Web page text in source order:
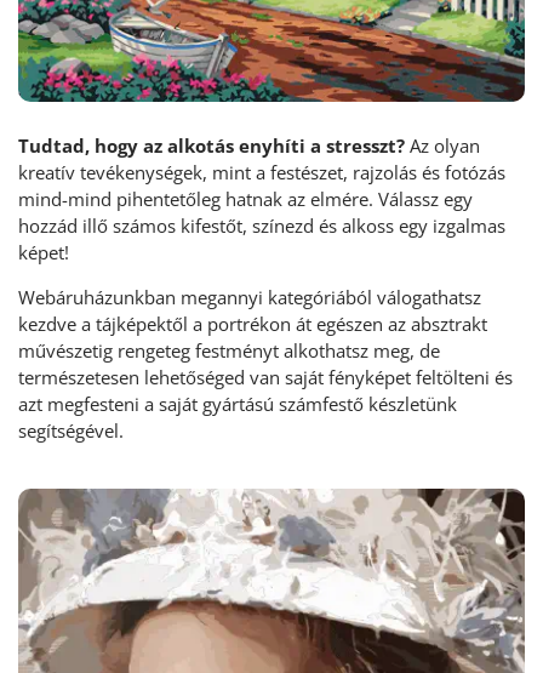
Tudtad, hogy az alkotás enyhíti a stresszt? Az olyan
kreatív tevékenységek, mint a festészet, rajzolás és fotózás
mind-mind pihentetőleg hatnak az elmére. Válassz egy
hozzád illő számos kifestőt, színezd és alkoss egy izgalmas
képet!
Webáruházunkban megannyi kategóriából válogathatsz
kezdve a tájképektől a portrékon át egészen az absztrakt
művészetig rengeteg festményt alkothatsz meg, de
természetesen lehetőséged van saját fényképet feltölteni és
azt megfesteni a saját gyártású számfestő készletünk
segítségével.